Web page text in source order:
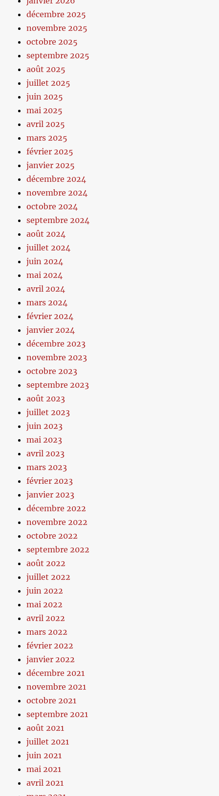
décembre 2025
novembre 2025
octobre 2025
septembre 2025
août 2025
juillet 2025
juin 2025
mai 2025
avril 2025
mars 2025
février 2025
janvier 2025
décembre 2024
novembre 2024
octobre 2024
septembre 2024
août 2024
juillet 2024
juin 2024
mai 2024
avril 2024
mars 2024
février 2024
janvier 2024
décembre 2023
novembre 2023
octobre 2023
septembre 2023
août 2023
juillet 2023
juin 2023
mai 2023
avril 2023
mars 2023
février 2023
janvier 2023
décembre 2022
novembre 2022
octobre 2022
septembre 2022
août 2022
juillet 2022
juin 2022
mai 2022
avril 2022
mars 2022
février 2022
janvier 2022
décembre 2021
novembre 2021
octobre 2021
septembre 2021
août 2021
juillet 2021
juin 2021
mai 2021
avril 2021